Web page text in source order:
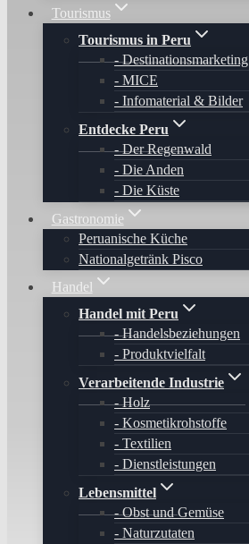
Tourismus
Tourismus in Peru
Destinationsmarketing
MICE
Infomaterial & Bilder
Entdecke Peru
Der Regenwald
Die Anden
Die Küste
Gastronomie
Peruanische Küche
Nationalgetränk Pisco
Handel
Handel mit Peru
Handelsbeziehungen
Produktvielfalt
Verarbeitende Industrie
Holz
Kosmetikrohstoffe
Textilien
Dienstleistungen
Lebensmittel
Obst und Gemüse
Naturzutaten